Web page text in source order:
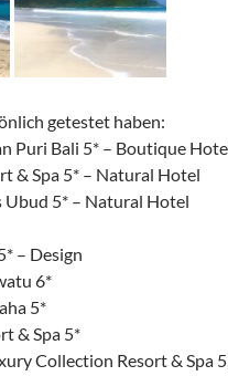
getestet haben:
Puri Bali 5* – Boutique
& Spa 5* – Natural Hotel
Ubud 5* – Natural Hotel
– Design
6*
5*
& Spa 5*
Collection Resort & Spa